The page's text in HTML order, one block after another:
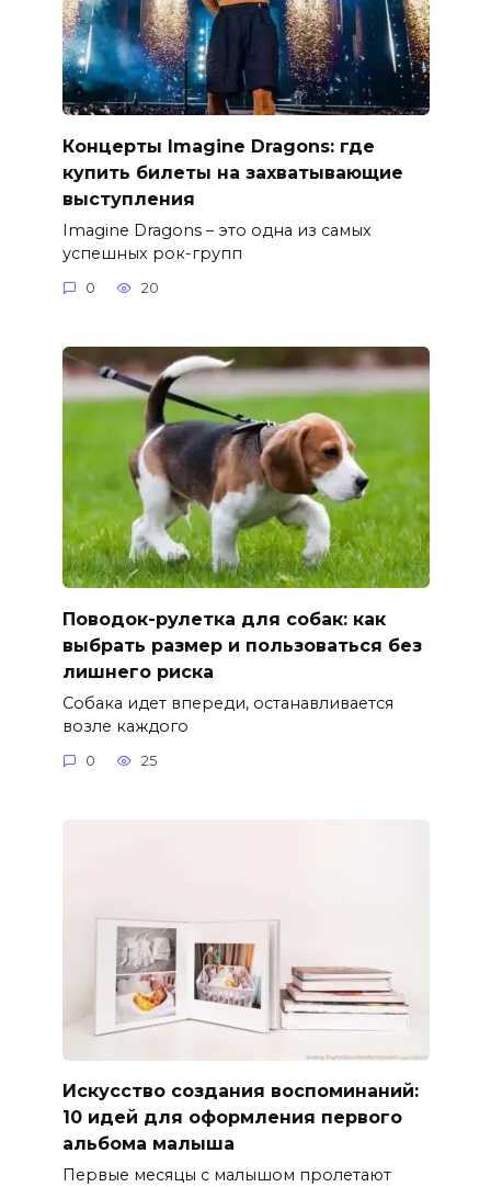
Концерты Imagine Dragons: где
купить билеты на захватывающие
выступления
Imagine Dragons – это одна из самых
успешных рок-групп
0 20
Поводок-рулетка для собак: как
выбрать размер и пользоваться без
лишнего риска
Собака идет впереди, останавливается
возле каждого
0 25
Искусство создания воспоминаний:
10 идей для оформления первого
альбома малыша
Первые месяцы с малышом пролетают